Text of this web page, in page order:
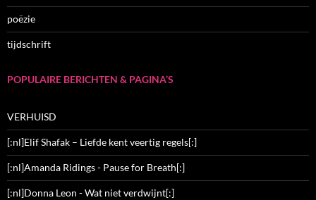
poëzie
tijdschrift
POPULAIRE BERICHTEN & PAGINA’S
VERHUISD
[:nl]Elif Shafak – Liefde kent veertig regels[:]
[:nl]Amanda Ridings - Pause for Breath[:]
[:nl]Donna Leon - Wat niet verdwijnt[:]